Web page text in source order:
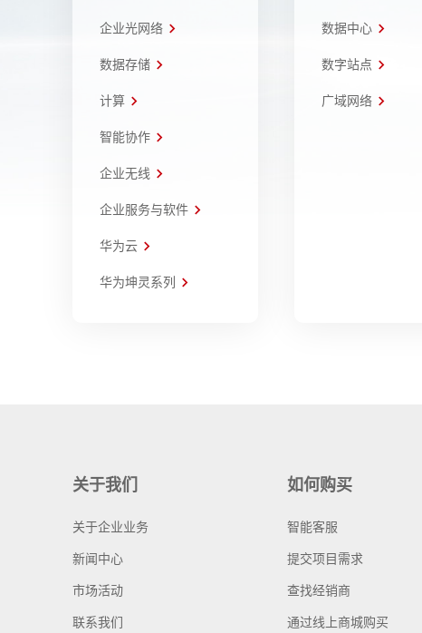
企业光网络
数据存储
计算
智能协作
企业无线
企业服务与软件
华为云
华为坤灵系列
数据中心
数字站点
广域网络
关于我们
关于企业业务
新闻中心
市场活动
联系我们
如何购买
智能客服
提交项目需求
查找经销商
通过线上商城购买